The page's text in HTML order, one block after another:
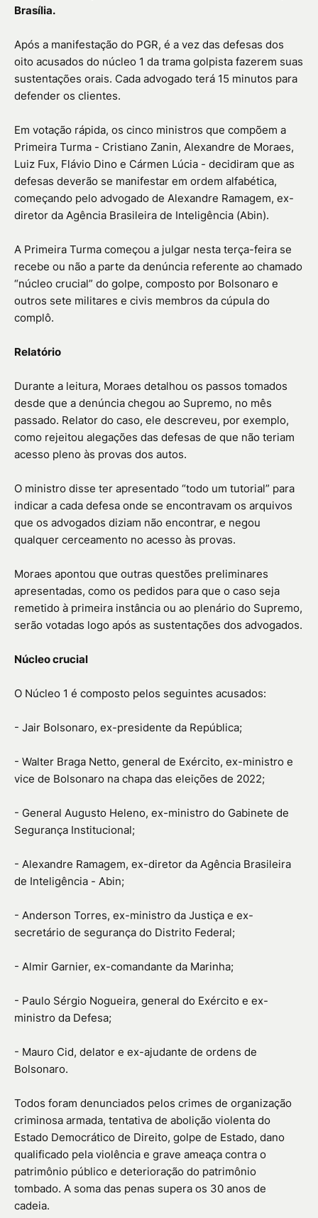
Brasília.
Após a manifestação do PGR, é a vez das defesas dos
oito acusados do núcleo 1 da trama golpista fazerem suas
sustentações orais. Cada advogado terá 15 minutos para
defender os clientes.
Em votação rápida, os cinco ministros que compõem a
Primeira Turma - Cristiano Zanin, Alexandre de Moraes,
Luiz Fux, Flávio Dino e Cármen Lúcia - decidiram que as
defesas deverão se manifestar em ordem alfabética,
começando pelo advogado de Alexandre Ramagem, ex-
diretor da Agência Brasileira de Inteligência (Abin).
A Primeira Turma começou a julgar nesta terça-feira se
recebe ou não a parte da denúncia referente ao chamado
“núcleo crucial” do golpe, composto por Bolsonaro e
outros sete militares e civis membros da cúpula do
complô.
Relatório
Durante a leitura, Moraes detalhou os passos tomados
desde que a denúncia chegou ao Supremo, no mês
passado. Relator do caso, ele descreveu, por exemplo,
como rejeitou alegações das defesas de que não teriam
acesso pleno às provas dos autos.
O ministro disse ter apresentado “todo um tutorial” para
indicar a cada defesa onde se encontravam os arquivos
que os advogados diziam não encontrar, e negou
qualquer cerceamento no acesso às provas.
Moraes apontou que outras questões preliminares
apresentadas, como os pedidos para que o caso seja
remetido à primeira instância ou ao plenário do Supremo,
serão votadas logo após as sustentações dos advogados.
Núcleo crucial
O Núcleo 1 é composto pelos seguintes acusados:
- Jair Bolsonaro, ex-presidente da República;
- Walter Braga Netto, general de Exército, ex-ministro e
vice de Bolsonaro na chapa das eleições de 2022;
- General Augusto Heleno, ex-ministro do Gabinete de
Segurança Institucional;
- Alexandre Ramagem, ex-diretor da Agência Brasileira
de Inteligência - Abin;
- Anderson Torres, ex-ministro da Justiça e ex-
secretário de segurança do Distrito Federal;
- Almir Garnier, ex-comandante da Marinha;
- Paulo Sérgio Nogueira, general do Exército e ex-
ministro da Defesa;
- Mauro Cid, delator e ex-ajudante de ordens de
Bolsonaro.
Todos foram denunciados pelos crimes de organização
criminosa armada, tentativa de abolição violenta do
Estado Democrático de Direito, golpe de Estado, dano
qualificado pela violência e grave ameaça contra o
patrimônio público e deterioração do patrimônio
tombado. A soma das penas supera os 30 anos de
cadeia.